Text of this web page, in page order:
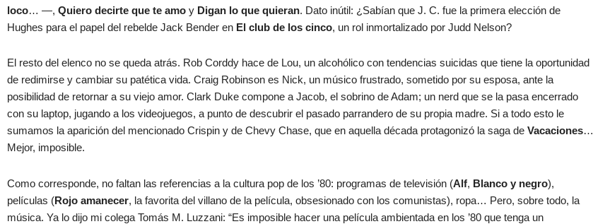
loco… —, Quiero decirte que te amo y Digan lo que quieran. Dato inútil: ¿Sabían que J. C. fue la primera elección de
Hughes para el papel del rebelde Jack Bender en El club de los cinco, un rol inmortalizado por Judd Nelson?
El resto del elenco no se queda atrás. Rob Corddy hace de Lou, un alcohólico con tendencias suicidas que tiene la oportunidad
de redimirse y cambiar su patética vida. Craig Robinson es Nick, un músico frustrado, sometido por su esposa, ante la
posibilidad de retornar a su viejo amor. Clark Duke compone a Jacob, el sobrino de Adam; un nerd que se la pasa encerrado
con su laptop, jugando a los videojuegos, a punto de descubrir el pasado parrandero de su propia madre. Si a todo esto le
sumamos la aparición del mencionado Crispin y de Chevy Chase, que en aquella década protagonizó la saga de Vacaciones…
Mejor, imposible.
Como corresponde, no faltan las referencias a la cultura pop de los ’80: programas de televisión (Alf, Blanco y negro),
películas (Rojo amanecer, la favorita del villano de la película, obsesionado con los comunistas), ropa… Pero, sobre todo, la
música. Ya lo dijo mi colega Tomás M. Luzzani: “Es imposible hacer una película ambientada en los ’80 que tenga un